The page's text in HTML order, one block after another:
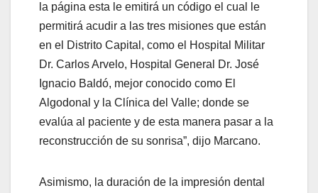
la página esta le emitirá un código el cual le
permitirá acudir a las tres misiones que están
en el Distrito Capital, como el Hospital Militar
Dr. Carlos Arvelo, Hospital General Dr. José
Ignacio Baldó, mejor conocido como El
Algodonal y la Clínica del Valle; donde se
evalúa al paciente y de esta manera pasar a la
reconstrucción de su sonrisa”, dijo Marcano.
1st Choice Keto First ACV Gummies Review –
Asimismo, la duración de la impresión dental